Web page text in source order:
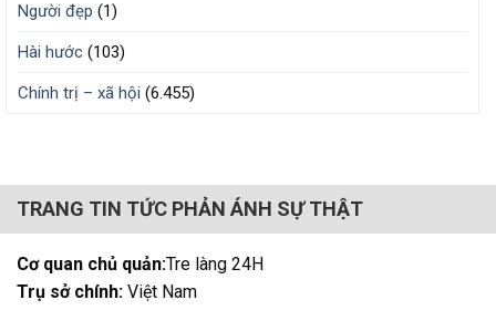
Người đẹp (1)
Hài hước (103)
Chính trị – xã hội (6.455)
TRANG TIN TỨC PHẢN ÁNH SỰ THẬT
Cơ quan chủ quản:Tre làng 24H
Trụ sở chính: Việt Nam